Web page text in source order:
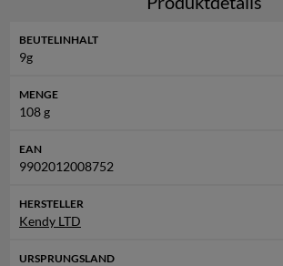
BEUTELINHALT
9g
MENGE
108 g
EAN
9902012008752
HERSTELLER
Kendy LTD
URSPRUNGSLAND